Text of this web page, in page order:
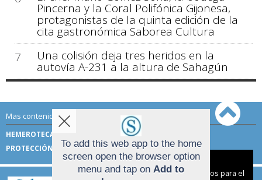
Pincerna y la Coral Polifónica Gijonesa,
protagonistas de la quinta edición de la
cita gastronómica Saborea Cultura
7
Una colisión deja tres heridos en la
autovía A-231 a la altura de Sahagún
Mas contenido de Sahagún Digital:
HEMEROTECA
TÉRMINOS DE USO
PROTECCIÓN DE DATOSTo add this web app to the home
screen open the browser option
menu and tap on Add to
Aviso sobre el Uso de cookies:
Utilizamos cookies nuestras y de terceros para el